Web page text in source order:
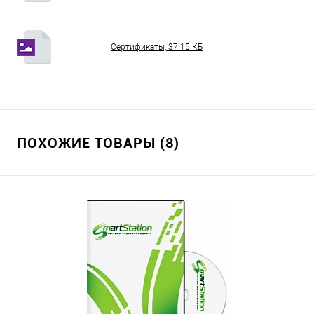
Сертификаты, 37.15 КБ
ПОХОЖИЕ ТОВАРЫ (8)